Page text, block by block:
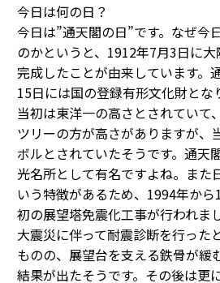
今日は何の日？
今日は”通天閣の日”です。なぜ今
のかというと、1912年7月3日に
完成したことが由来しています。
15日には国の登録有形文化財とな
当初は東洋一の高さとされていて
ツリーの方が高さがありますが、
ボルとされていたそうです。通天
光名所として有名ですよね。また
いう特徴があるため、1994年か
初の展望塔免震化工事が行われま
大震災に伴って耐震診断を行った
ものの、展望台を支える鉄骨が緩
結果が出たそうです。その後は更